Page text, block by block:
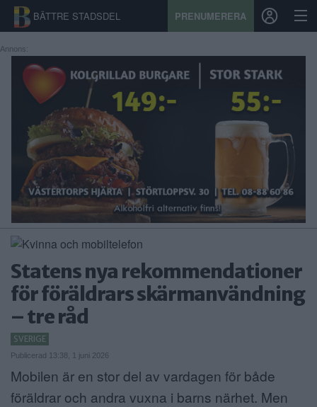
BÄTTRE STADSDEL PRENUMERERA
START
STADSDEL
PRENUMERATION
SPORT
ÅSIKTER
KALENDER
KONTAKT
SAMARBETEN
ANNONSERA
NÄRINGSLIV
MER
Annons:
Statens nya rekommendationer
för föräldrars skärmanvändning
– tre råd
SVERIGE
Publicerad 13:38, 1 juni 2026
Mobilen är en stor del av vardagen för både
föräldrar och andra vuxna i barns närhet. Men